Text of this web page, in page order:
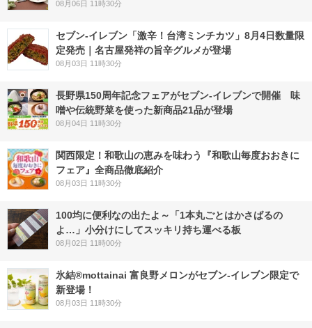
08月06日 11時30分
セブン-イレブン「激辛！台湾ミンチカツ」8月4日数量限
定発売｜名古屋発祥の旨辛グルメが登場
08月03日 11時30分
長野県150周年記念フェアがセブン-イレブンで開催 味
噌や伝統野菜を使った新商品21品が登場
08月04日 11時30分
関西限定！和歌山の恵みを味わう『和歌山毎度おおきに
フェア』全商品徹底紹介
08月03日 11時30分
100均に便利なの出たよ～「1本丸ごとはかさばるの
よ…」小分けにしてスッキリ持ち運べる板
08月02日 11時00分
氷結®mottainai 富良野メロンがセブン‐イレブン限定で
新登場！
08月03日 11時30分